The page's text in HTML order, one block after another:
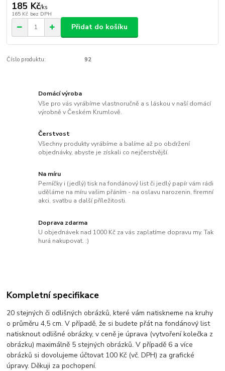
185 Kč/ks
165 Kč bez DPH
Přidat do košíku
Číslo produktu: 92
Domácí výroba
Vše pro vás vyrábíme vlastnoručně a s láskou v naší domácí
výrobně v Českém Krumlově.
Čerstvost
Všechny produkty vyrábíme a balíme až po obdržení
objednávky, abyste je získali co nejčerstvější.
Na míru
Perníčky i (jedlý) tisk na fondánový list či jedlý papír vám rádi
uděláme na míru vašim přáním - na oslavu narozenin, firemní
akci, svatbu a další příležitosti.
Doprava zdarma
U objednávek nad 1000 Kč za vás zaplatíme dopravu my. Tak
hurá nakupovat. :)
Kompletní specifikace
20 stejných či odlišných obrázků, které vám natiskneme na kruhy
o průměru 4,5 cm. V případě, že si budete přát na fondánový list
natisknout odlišné obrázky, v ceně je úprava (vytvoření kolečka z
obrázku) maximálně 5 stejných obrázků. V případě 6 a více
obrázků si dovolujeme účtovat 100 Kč (vč. DPH) za grafické
úpravy. Děkuji za pochopení.